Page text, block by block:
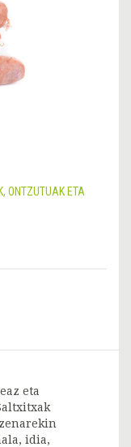
ONTZUTUAK ETA
eta
idia,